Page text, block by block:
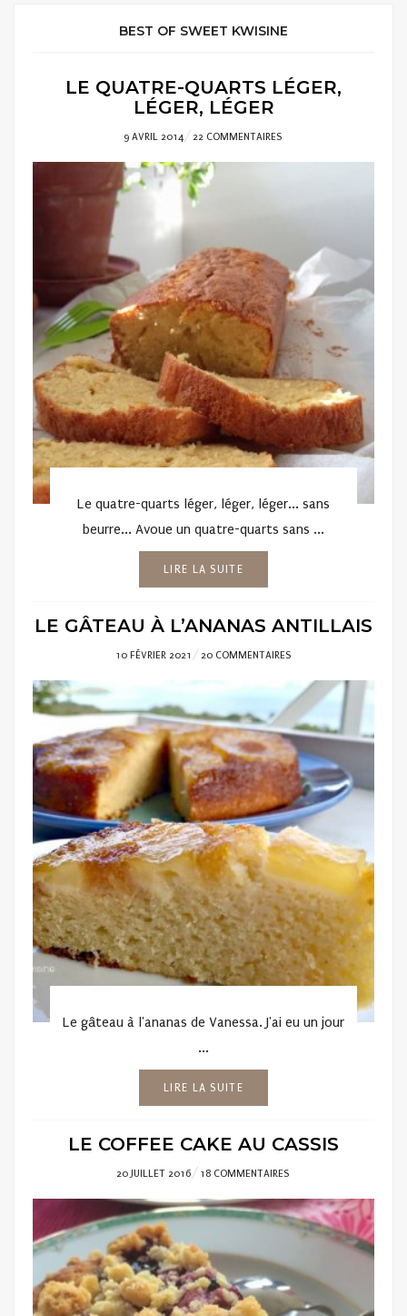
BEST OF SWEET KWISINE
LE QUATRE-QUARTS LÉGER,
LÉGER, LÉGER
POSTED
ON
9 AVRIL 2014 22 COMMENTAIRES
Le quatre-quarts léger, léger, léger... sans
beurre... Avoue un quatre-quarts sans ...
LIRE LA SUITE
LE GÂTEAU À L’ANANAS ANTILLAIS
POSTED
10 FÉVRIER 2021 20 COMMENTAIRES
Le gâteau à l'ananas de Vanessa. J'ai eu un jour
...
LIRE LA SUITE
LE COFFEE CAKE AU CASSIS
POSTED
ON
20 JUILLET 2016 18 COMMENTAIRES